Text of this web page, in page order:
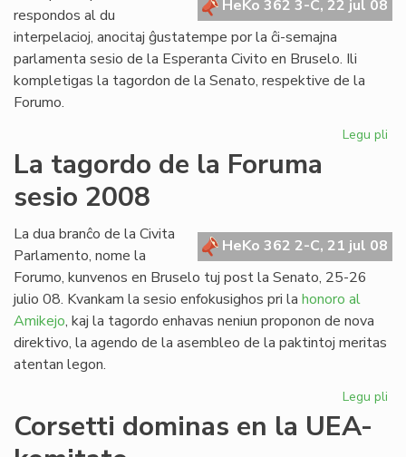
HeKo 362 3-C, 22 jul 08
respondos al du
interpelacioj, anocitaj ĝustatempe por la ĉi-semajna
parlamenta sesio de la Esperanta Civito en Bruselo. Ili
kompletigas la tagordon de la Senato, respektive de la
Forumo.
Legu pli
La tagordo de la Foruma
sesio 2008
HeKo 362 2-C, 21 jul 08
La dua branĉo de la Civita
Parlamento, nome la
Forumo, kunvenos en Bruselo tuj post la Senato, 25-26
julio 08. Kvankam la sesio enfokusighos pri la honoro al
Amikejo, kaj la tagordo enhavas neniun proponon de nova
direktivo, la agendo de la asembleo de la paktintoj meritas
atentan legon.
Legu pli
Corsetti dominas en la UEA-